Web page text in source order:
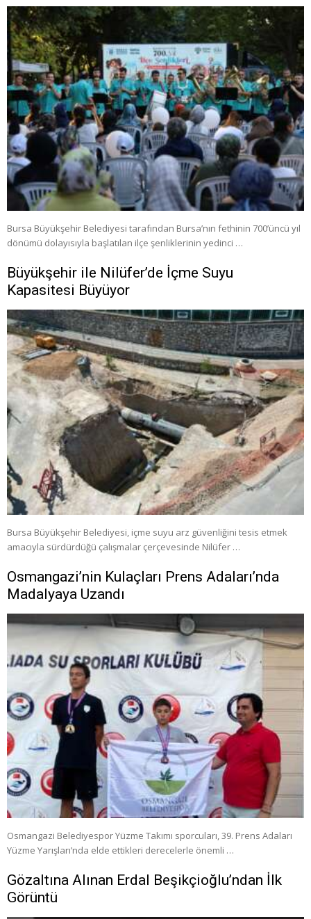
Bursa Büyükşehir Belediyesi tarafından Bursa’nın fethinin 700’üncü yıl
dönümü dolayısıyla başlatılan ilçe şenliklerinin yedinci …
Büyükşehir ile Nilüfer’de İçme Suyu
Kapasitesi Büyüyor
Bursa Büyükşehir Belediyesi, içme suyu arz güvenliğini tesis etmek
amacıyla sürdürdüğü çalışmalar çerçevesinde Nilüfer …
Osmangazi’nin Kulaçları Prens Adaları’nda
Madalyaya Uzandı
Osmangazi Belediyespor Yüzme Takımı sporcuları, 39. Prens Adaları
Yüzme Yarışları’nda elde ettikleri derecelerle önemli …
Gözaltına Alınan Erdal Beşikçioğlu’ndan İlk
Görüntü